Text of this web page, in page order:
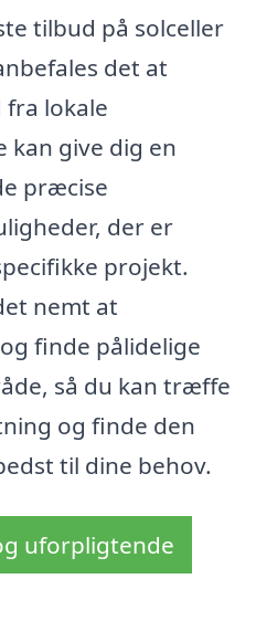
tilbud på solceller
det at
lokale
kan give dig en
præcise
der er
projekt.
nemt at
finde pålidelige
så du kan træffe
og finde den
til dine behov.
uforpligtende